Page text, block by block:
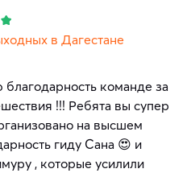
в Дагестане
команде за
!!! Ребята вы супер
на высшем
гиду Сана 😍 и
, которые усилили